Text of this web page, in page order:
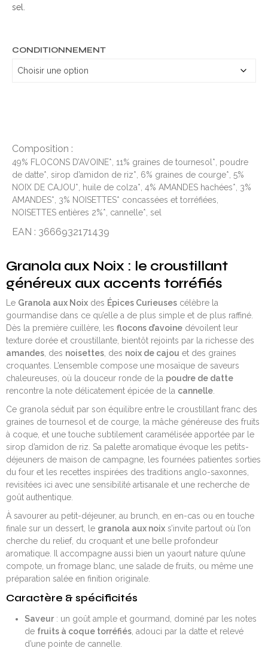
sel.
CONDITIONNEMENT
Composition :
49% FLOCONS D’AVOINE*, 11% graines de tournesol*, poudre
de datte*, sirop d’amidon de riz*, 6% graines de courge*, 5%
NOIX DE CAJOU*, huile de colza*, 4% AMANDES hachées*, 3%
AMANDES*, 3% NOISETTES* concassées et torréfiées,
NOISETTES entières 2%*, cannelle*, sel
EAN : 3666932171439
Granola aux Noix : le croustillant
généreux aux accents torréfiés
Le Granola aux Noix des Épices Curieuses célèbre la
gourmandise dans ce qu’elle a de plus simple et de plus raffiné.
Dès la première cuillère, les flocons d’avoine dévoilent leur
texture dorée et croustillante, bientôt rejoints par la richesse des
amandes , des noisettes , des noix de cajou et des graines
croquantes. L’ensemble compose une mosaïque de saveurs
chaleureuses, où la douceur ronde de la poudre de datte
rencontre la note délicatement épicée de la cannelle
Ce granola séduit par son équilibre entre le croustillant franc des
graines de tournesol et de courge, la mâche généreuse des fruits
à coque, et une touche subtilement caramélisée apportée par le
sirop d’amidon de riz. Sa palette aromatique évoque les petits-
déjeuners de maison de campagne, les fournées patientes sorties
du four et les recettes inspirées des traditions anglo-saxonnes,
revisitées ici avec une sensibilité artisanale et une recherche de
goût authentique.
À savourer au petit-déjeuner, au brunch, en en-cas ou en touche
finale sur un dessert, le granola aux noix s’invite partout où l’on
cherche du relief, du croquant et une belle profondeur
aromatique. Il accompagne aussi bien un yaourt nature qu’une
compote, un fromage blanc, une salade de fruits, ou même une
préparation salée en finition originale.
Caractère & spécificités
Saveur: un goût ample et gourmand, dominé par les notes
de fruits à coque torréfiés, adouci par la datte et relevé
d’une pointe de cannelle.